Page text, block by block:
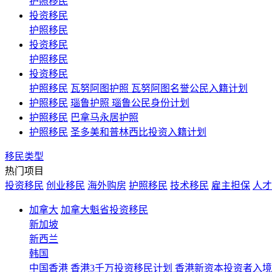
投资移民
护照移民
投资移民
护照移民
投资移民
护照移民 瓦努阿图护照 瓦努阿图名誉公民入籍计划
护照移民 瑙鲁护照 瑙鲁公民身份计划
护照移民 巴拿马永居护照
护照移民 圣多美和普林西比投资入籍计划
移民类型
热门项目
投资移民 创业移民 海外购房 护照移民 技术移民 雇主担保 人
加拿大 加拿大魁省投资移民
新加坡
新西兰
韩国
中国香港 香港3千万投资移民计划 香港新资本投资者入境